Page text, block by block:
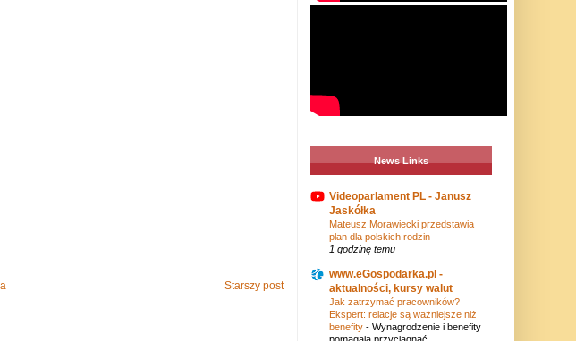
Starszy post
News Links
Videoparlament PL - Janusz
Jaskółka
Mateusz Morawiecki przedstawia
plan dla polskich rodzin -
1 godzinę temu
www.eGospodarka.pl -
aktualności, kursy walut
Jak zatrzymać pracowników?
Ekspert: relacje są ważniejsze niż
benefity - Wynagrodzenie i benefity